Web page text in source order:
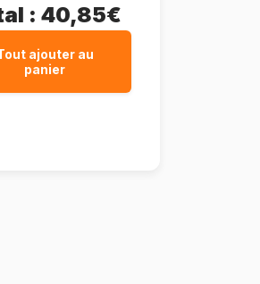
: 40,85€
ajouter au
panier